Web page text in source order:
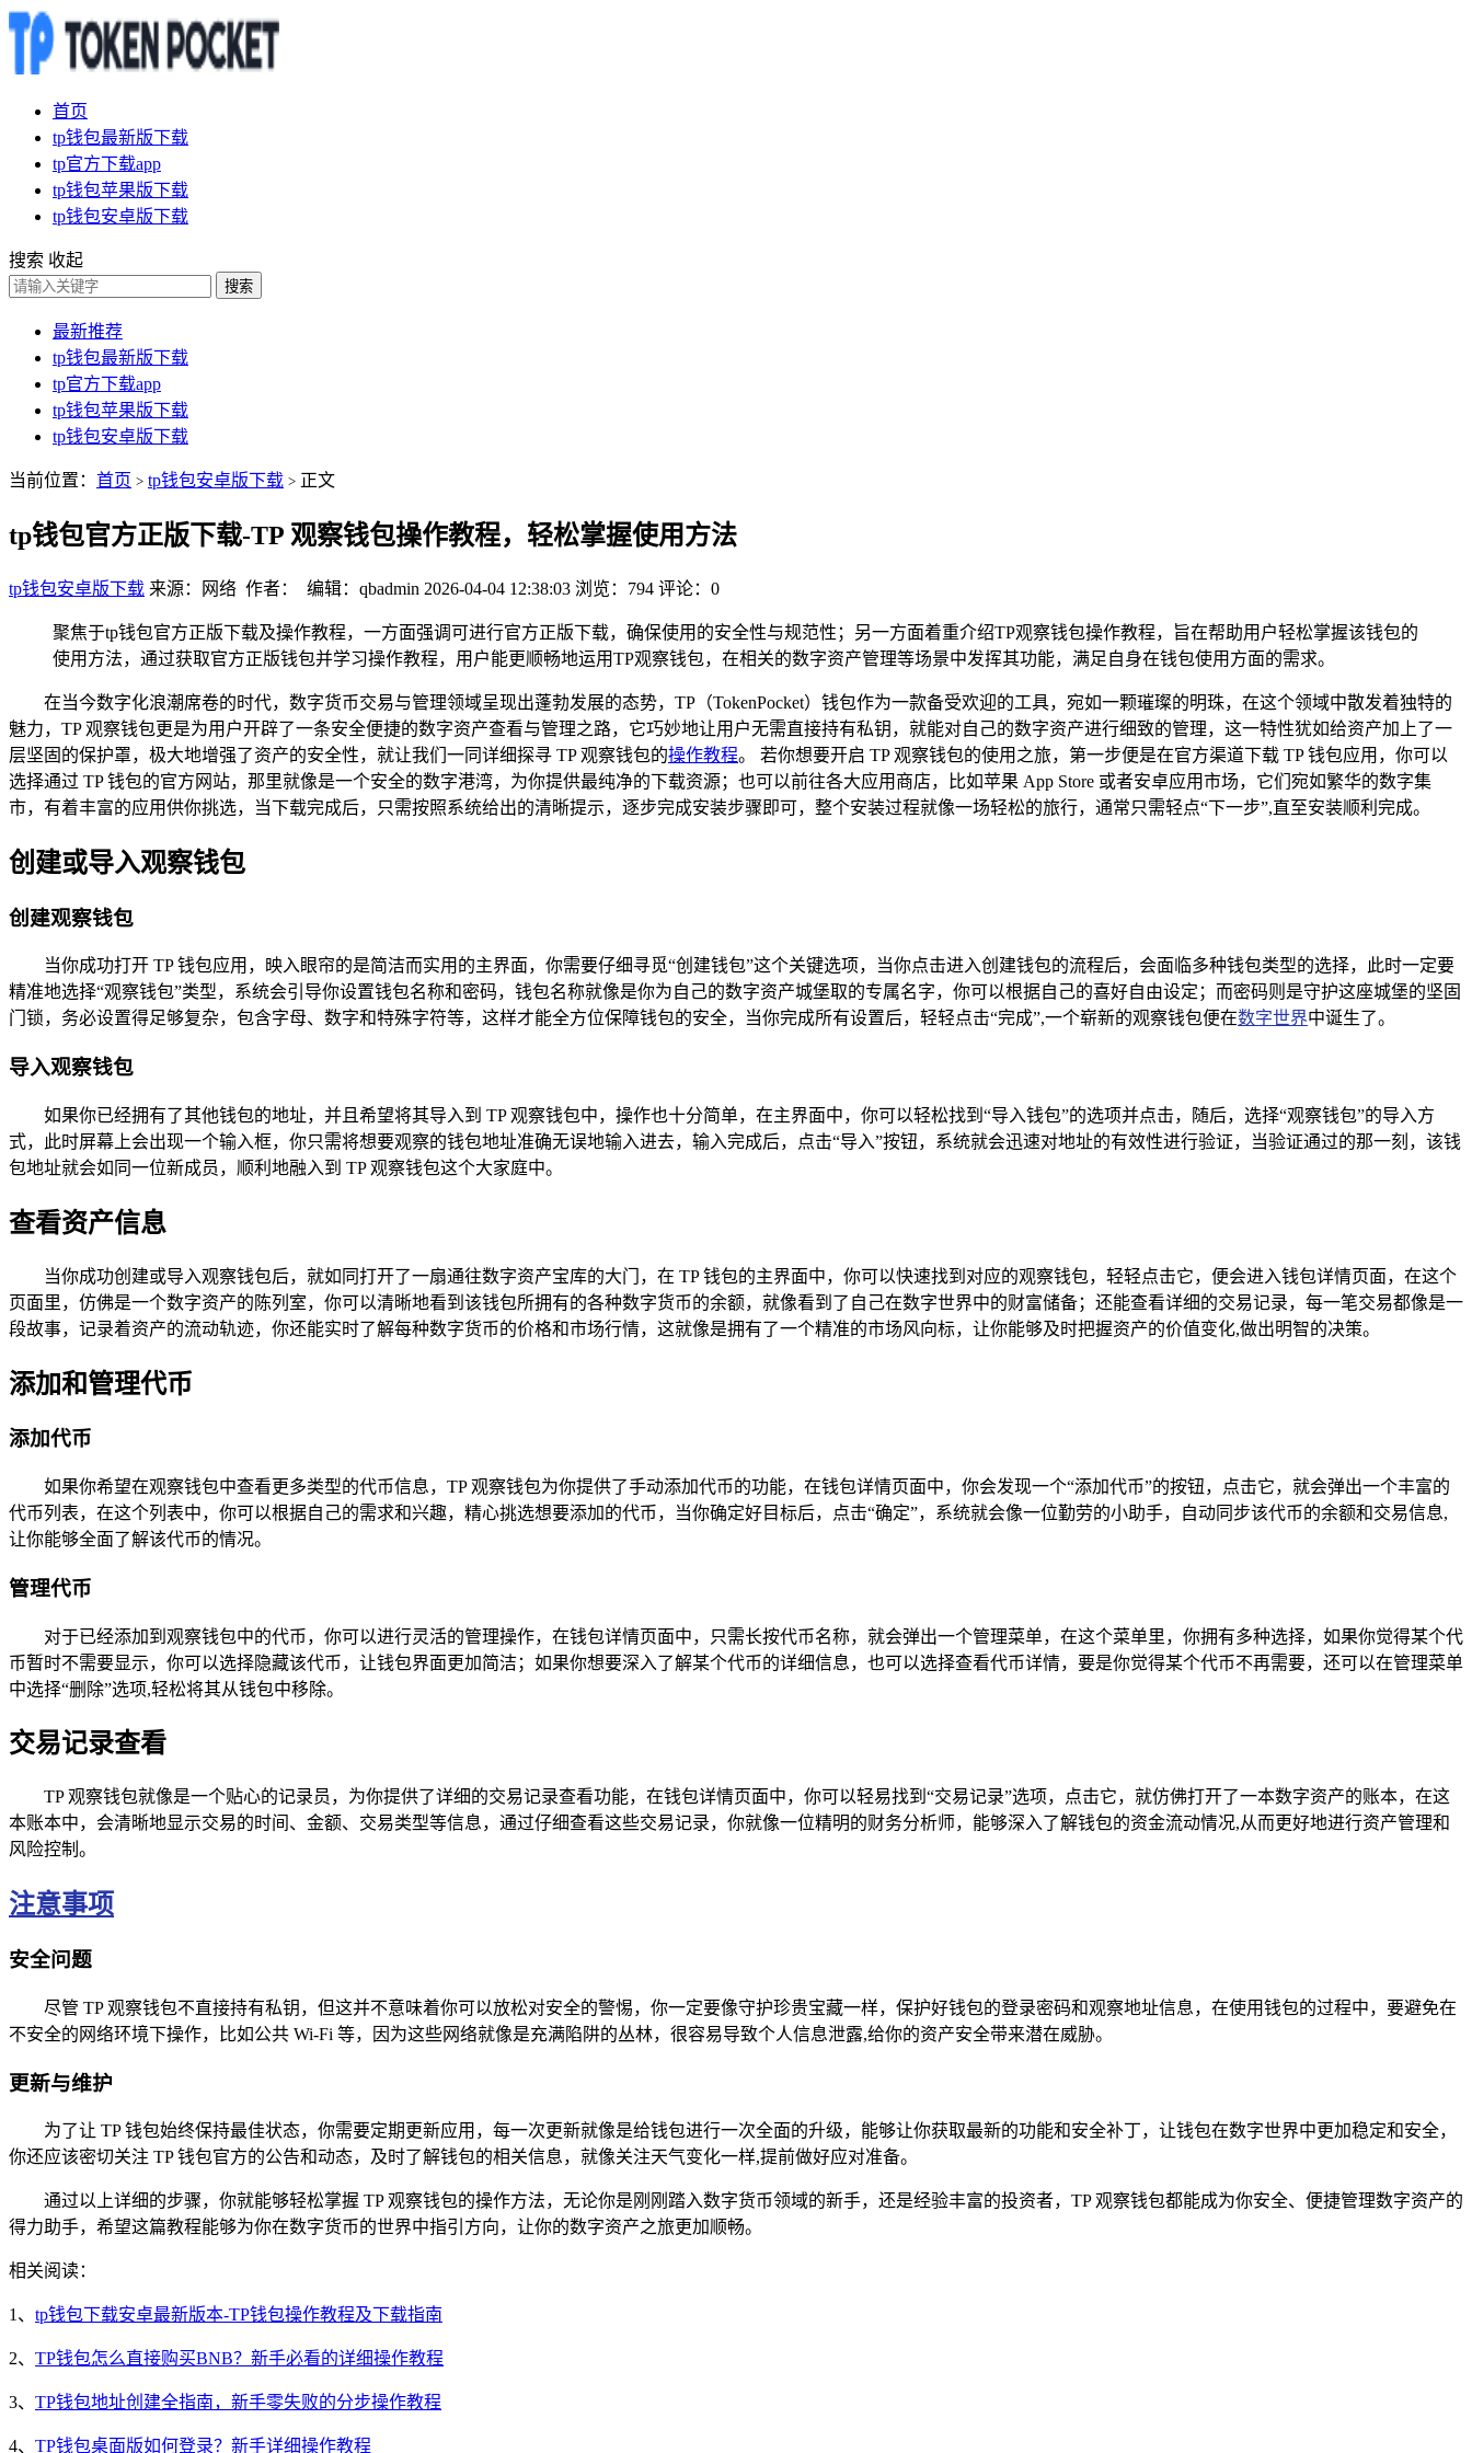
首页
tp钱包最新版下载
tp官方下载app
tp钱包苹果版下载
tp钱包安卓版下载
搜索 收起
搜索
最新推荐
tp钱包最新版下载
tp官方下载app
tp钱包苹果版下载
tp钱包安卓版下载
当前位置： 首页 > tp钱包安卓版下载 > 正文
tp钱包官方正版下载-TP 观察钱包操作教程，轻松掌握使用方法
tp钱包安卓版下载 来源：网络 作者： 编辑：qbadmin 2026-04-04 12:38:03 浏览：794 评论：0
聚焦于tp钱包官方正版下载及操作教程，一方面强调可进行官方正版下载，确保使用的安全性与规范性；另一方面着重介绍TP观察钱包操作教程，旨在帮助用户轻松掌握该钱包的
使用方法，通过获取官方正版钱包并学习操作教程，用户能更顺畅地运用TP观察钱包，在相关的数字资产管理等场景中发挥其功能，满足自身在钱包使用方面的需求。
在当今数字化浪潮席卷的时代，数字货币交易与管理领域呈现出蓬勃发展的态势，TP（TokenPocket）钱包作为一款备受欢迎的工具，宛如一颗璀璨的明珠，在这个领域中散发着独特的
魅力，TP 观察钱包更是为用户开辟了一条安全便捷的数字资产查看与管理之路，它巧妙地让用户无需直接持有私钥，就能对自己的数字资产进行细致的管理，这一特性犹如给资产加上了一
层坚固的保护罩，极大地增强了资产的安全性，就让我们一同详细探寻 TP 观察钱包的操作教程。 若你想要开启 TP 观察钱包的使用之旅，第一步便是在官方渠道下载 TP 钱包应用，你可以
选择通过 TP 钱包的官方网站，那里就像是一个安全的数字港湾，为你提供最纯净的下载资源；也可以前往各大应用商店，比如苹果 App Store 或者安卓应用市场，它们宛如繁华的数字集
市，有着丰富的应用供你挑选，当下载完成后，只需按照系统给出的清晰提示，逐步完成安装步骤即可，整个安装过程就像一场轻松的旅行，通常只需轻点“下一步”,直至安装顺利完成。
创建或导入观察钱包
创建观察钱包
当你成功打开 TP 钱包应用，映入眼帘的是简洁而实用的主界面，你需要仔细寻觅“创建钱包”这个关键选项，当你点击进入创建钱包的流程后，会面临多种钱包类型的选择，此时一定要
精准地选择“观察钱包”类型，系统会引导你设置钱包名称和密码，钱包名称就像是你为自己的数字资产城堡取的专属名字，你可以根据自己的喜好自由设定；而密码则是守护这座城堡的坚固
门锁，务必设置得足够复杂，包含字母、数字和特殊字符等，这样才能全方位保障钱包的安全，当你完成所有设置后，轻轻点击“完成”,一个崭新的观察钱包便在数字世界中诞生了。
导入观察钱包
如果你已经拥有了其他钱包的地址，并且希望将其导入到 TP 观察钱包中，操作也十分简单，在主界面中，你可以轻松找到“导入钱包”的选项并点击，随后，选择“观察钱包”的导入方
式，此时屏幕上会出现一个输入框，你只需将想要观察的钱包地址准确无误地输入进去，输入完成后，点击“导入”按钮，系统就会迅速对地址的有效性进行验证，当验证通过的那一刻，该钱
包地址就会如同一位新成员，顺利地融入到 TP 观察钱包这个大家庭中。
查看资产信息
当你成功创建或导入观察钱包后，就如同打开了一扇通往数字资产宝库的大门，在 TP 钱包的主界面中，你可以快速找到对应的观察钱包，轻轻点击它，便会进入钱包详情页面，在这个
页面里，仿佛是一个数字资产的陈列室，你可以清晰地看到该钱包所拥有的各种数字货币的余额，就像看到了自己在数字世界中的财富储备；还能查看详细的交易记录，每一笔交易都像是一
段故事，记录着资产的流动轨迹，你还能实时了解每种数字货币的价格和市场行情，这就像是拥有了一个精准的市场风向标，让你能够及时把握资产的价值变化,做出明智的决策。
添加和管理代币
添加代币
如果你希望在观察钱包中查看更多类型的代币信息，TP 观察钱包为你提供了手动添加代币的功能，在钱包详情页面中，你会发现一个“添加代币”的按钮，点击它，就会弹出一个丰富的
代币列表，在这个列表中，你可以根据自己的需求和兴趣，精心挑选想要添加的代币，当你确定好目标后，点击“确定”，系统就会像一位勤劳的小助手，自动同步该代币的余额和交易信息,
让你能够全面了解该代币的情况。
管理代币
对于已经添加到观察钱包中的代币，你可以进行灵活的管理操作，在钱包详情页面中，只需长按代币名称，就会弹出一个管理菜单，在这个菜单里，你拥有多种选择，如果你觉得某个代
币暂时不需要显示，你可以选择隐藏该代币，让钱包界面更加简洁；如果你想要深入了解某个代币的详细信息，也可以选择查看代币详情，要是你觉得某个代币不再需要，还可以在管理菜单
中选择“删除”选项,轻松将其从钱包中移除。
交易记录查看
TP 观察钱包就像是一个贴心的记录员，为你提供了详细的交易记录查看功能，在钱包详情页面中，你可以轻易找到“交易记录”选项，点击它，就仿佛打开了一本数字资产的账本，在这
本账本中，会清晰地显示交易的时间、金额、交易类型等信息，通过仔细查看这些交易记录，你就像一位精明的财务分析师，能够深入了解钱包的资金流动情况,从而更好地进行资产管理和
风险控制。
注意事项
安全问题
尽管 TP 观察钱包不直接持有私钥，但这并不意味着你可以放松对安全的警惕，你一定要像守护珍贵宝藏一样，保护好钱包的登录密码和观察地址信息，在使用钱包的过程中，要避免在
不安全的网络环境下操作，比如公共 Wi-Fi 等，因为这些网络就像是充满陷阱的丛林，很容易导致个人信息泄露,给你的资产安全带来潜在威胁。
更新与维护
为了让 TP 钱包始终保持最佳状态，你需要定期更新应用，每一次更新就像是给钱包进行一次全面的升级，能够让你获取最新的功能和安全补丁，让钱包在数字世界中更加稳定和安全，
你还应该密切关注 TP 钱包官方的公告和动态，及时了解钱包的相关信息，就像关注天气变化一样,提前做好应对准备。
通过以上详细的步骤，你就能够轻松掌握 TP 观察钱包的操作方法，无论你是刚刚踏入数字货币领域的新手，还是经验丰富的投资者，TP 观察钱包都能成为你安全、便捷管理数字资产的
得力助手，希望这篇教程能够为你在数字货币的世界中指引方向，让你的数字资产之旅更加顺畅。
相关阅读：
1、 tp钱包下载安卓最新版本-TP钱包操作教程及下载指南
2、 TP钱包怎么直接购买BNB？新手必看的详细操作教程
3、 TP钱包地址创建全指南，新手零失败的分步操作教程
4、 TP钱包桌面版如何登录？新手详细操作教程